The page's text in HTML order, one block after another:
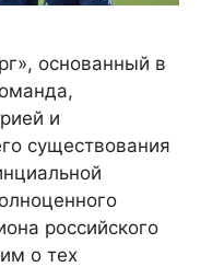
основанный в
и
существования
российского
о тех